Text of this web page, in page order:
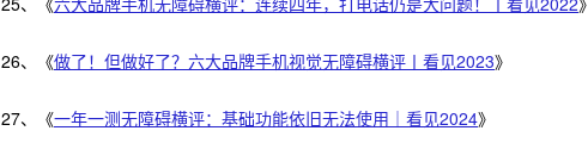
26、《做了！但做好了？六大品牌手机视觉无障碍横评丨看见2023》
27、《一年一测无障碍横评：基础功能依旧无法使用｜看见2024》